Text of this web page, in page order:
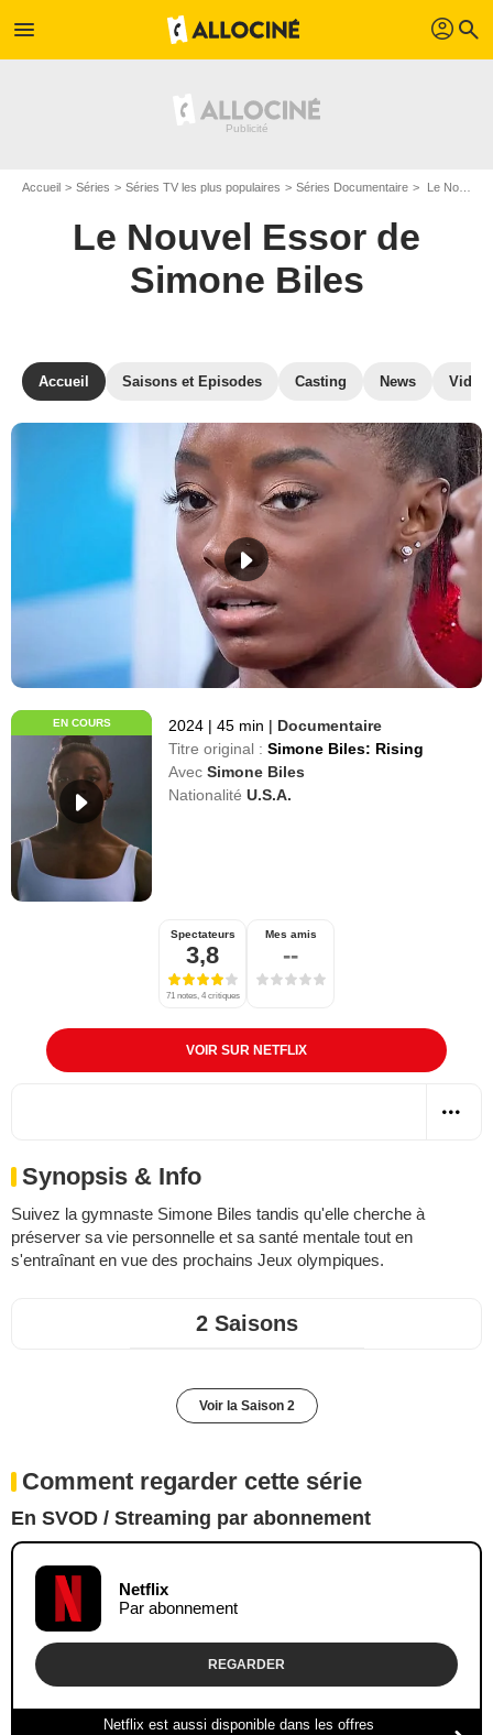
menu profil search
Accueil Séries Séries TV les plus populaires Séries Documentaire Le Nouvel Essor de Simone Biles
Le Nouvel Essor de
Simone Biles
Accueil Saisons et Episodes Casting News
EN COURS 2024 | 45 min | Documentaire
Titre original : Simone Biles: Rising
Avec Simone Biles
Nationalité U.S.A.
Spectateurs
3,8
71 notes, 4 critiques
Mes amis
--
VOIR SUR NETFLIX
Synopsis & Info
Suivez la gymnaste Simone Biles tandis qu'elle cherche à
préserver sa vie personnelle et sa santé mentale tout en
s'entraînant en vue des prochains Jeux olympiques.
2 Saisons
Voir la Saison 2
Comment regarder cette série
En SVOD / Streaming par abonnement
Netflix
Par abonnement
REGARDER
Netflix est aussi disponible dans les offres